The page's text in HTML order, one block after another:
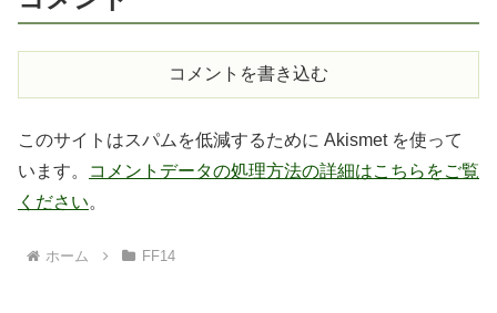
コメントを書き込む
このサイトはスパムを低減するために Akismet を使って
います。
コメントデータの処理方法の詳細はこちらをご覧
ください。
ホーム FF14